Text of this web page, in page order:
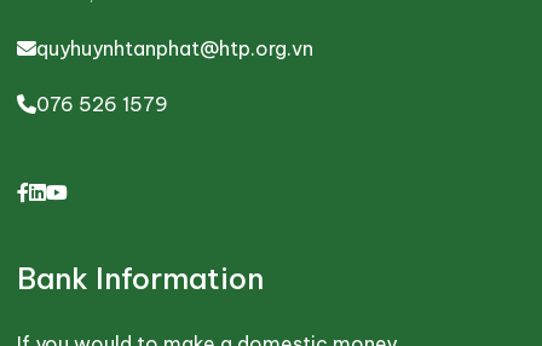
quyhuynhtanphat@htp.org.vn
076 526 1579
Bank Information